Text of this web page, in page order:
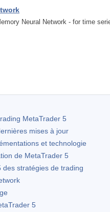
Neural Network - for time
MetaTrader 5
mises à jour
et technologie
de MetaTrader 5
des stratégies de trading
5